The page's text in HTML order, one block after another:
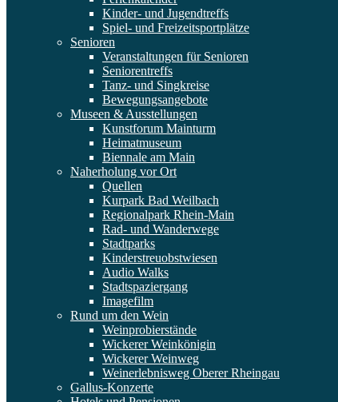
Kinder- und Jugendtreffs
Spiel- und Freizeitsportplätze
Senioren
Veranstaltungen für Senioren
Seniorentreffs
Tanz- und Singkreise
Bewegungsangebote
Museen & Ausstellungen
Kunstforum Mainturm
Heimatmuseum
Biennale am Main
Naherholung vor Ort
Quellen
Kurpark Bad Weilbach
Regionalpark Rhein-Main
Rad- und Wanderwege
Stadtparks
Kinderstreuobstwiesen
Audio Walks
Stadtspaziergang
Imagefilm
Rund um den Wein
Weinprobierstände
Wickerer Weinkönigin
Wickerer Weinweg
Weinerlebnisweg Oberer Rheingau
Gallus-Konzerte